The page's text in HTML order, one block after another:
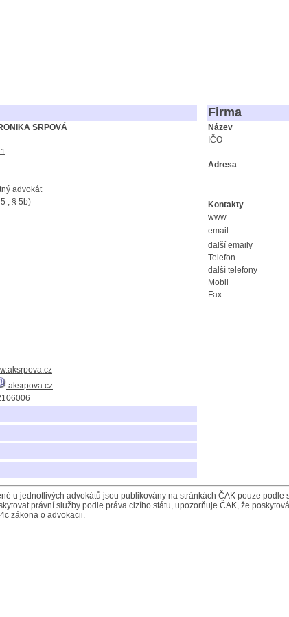
SRPOVÁ
advokát
; § 5b)
aksrpova.cz
Firma
Název
IČO
Adresa
Kontakty
www
email
další emaily
Telefon
další telefony
Mobil
Fax
u jednotlivých advokátů jsou publikovány na stránkách ČAK pouze
právní služby podle práva cizího státu, upozorňuje ČAK, že
zákona o advokacii.